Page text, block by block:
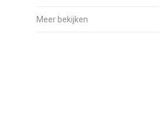
Meer bekijken